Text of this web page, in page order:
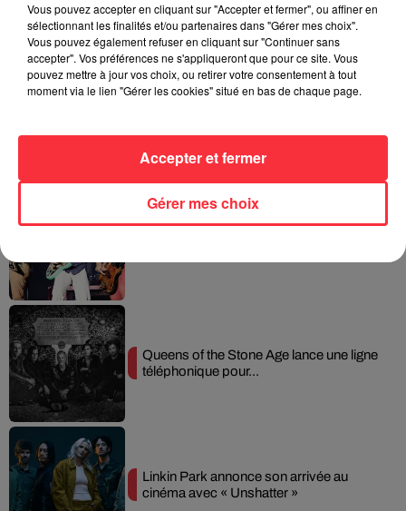
Fil actus
Queens of the Stone Age lance une ligne
téléphonique pour...
Linkin Park annonce son arrivée au
cinéma avec « Unshatter »
Vous pouvez accepter en cliquant sur "Accepter et fermer", ou affiner en
sélectionnant les finalités et/ou partenaires dans "Gérer mes choix".
Vous pouvez également refuser en cliquant sur "Continuer sans
accepter". Vos préférences ne s'appliqueront que pour ce site. Vous
pouvez mettre à jour vos choix, ou retirer votre consentement à tout
moment via le lien "Gérer les cookies" situé en bas de chaque page.
Gérer mes choix
Accepter et fermer